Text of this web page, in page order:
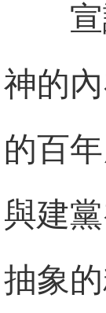
神的
的百
與建
抽象